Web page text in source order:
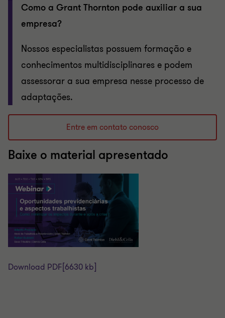
Como a Grant Thornton pode auxiliar a sua
empresa?
Nossos especialistas possuem formação e
conhecimentos multidisciplinares e podem
assessorar a sua empresa nesse processo de
adaptações.
Entre em contato conosco
Baixe o material apresentado
Download PDF [6630 kb]